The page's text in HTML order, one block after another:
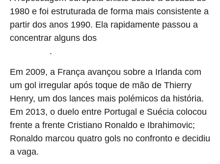
1980 e foi estruturada de forma mais consistente a
partir dos anos 1990. Ela rapidamente passou a
concentrar alguns dos
.
Em 2009, a França avançou sobre a Irlanda com
um gol irregular após toque de mão de Thierry
Henry, um dos lances mais polémicos da história.
Em 2013, o duelo entre Portugal e Suécia colocou
frente a frente Cristiano Ronaldo e Ibrahimovic;
Ronaldo marcou quatro gols no confronto e decidiu
a vaga.